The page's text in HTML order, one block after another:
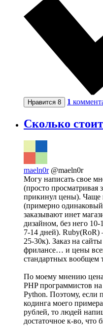
Нравится 8 1
Сколько
maeln0r @maeln0r
Могу написать свое
(просто просматривая
прикинул цены). Чаще
(примерно
заказывают инет
дизайном, без него
7-14 дней). Ruby(RoR)
25-30к). Заказ на
фрилансе… и цены
стандартных вообщем
По моему мнению
PHP программистов
Python. Поэтому, если
кодинга моего
рублей, то людей
достаточное к-во, что